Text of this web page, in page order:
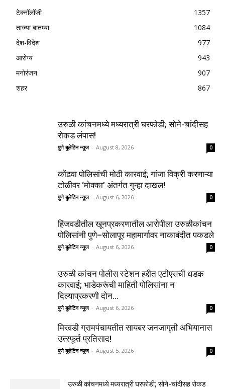
टेक्नॉलॉजी
1357
ताज्या बातम्या
1084
देश-विदेश
977
आरोग्य
943
मनोरंजन
907
शहर
867
उरुळी कांचनमध्ये मध्यरात्री घरफोडी; सोने-चांदीसह
रोकड लंपास!
पुणे बुलेटिन न्यूज - August 8, 2026 0
कोंढवा पोलिसांची मोठी कारवाई; गांजा विक्री करणाऱ्या
टोळीवर ‘मोक्का’ अंतर्गत गुन्हा दाखल!
पुणे बुलेटिन न्यूज - August 6, 2026 0
हिंजवडीतील खूनप्रकरणातील आरोपीला उरुळीकांचन
पोलिसांनी पुणे–सोलापूर महामार्गावर नाकाबंदीत पकडले
पुणे बुलेटिन न्यूज - August 6, 2026 0
उरुळी कांचन पोलीस स्टेशन हद्दीत एटीएसची धडक
कारवाई; भाडेकरूंची माहिती पोलिसांना न
दिल्याप्रकरणी दोन...
पुणे बुलेटिन न्यूज - August 6, 2026 0
मिरवडी ग्रामपंचायतीत सायबर जनजागृती अभियानास
उत्स्फूर्त प्रतिसाद!
पुणे बुलेटिन न्यूज - August 5, 2026 0
उरुळी कांचनमध्ये मध्यरात्री घरफोडी; सोने-चांदीसह रोकड